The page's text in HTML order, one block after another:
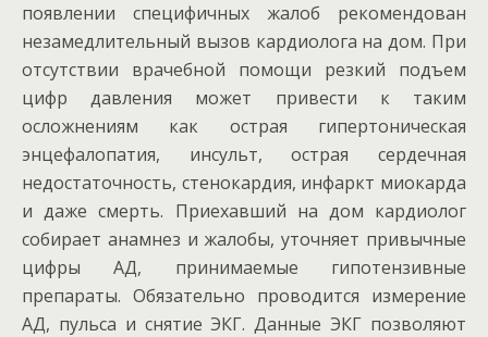
появлении специфичных жалоб рекомендован
незамедлительный вызов кардиолога на дом. При
отсутствии врачебной помощи резкий подъем
цифр давления может привести к таким
осложнениям как острая гипертоническая
энцефалопатия, инсульт, острая сердечная
недостаточность, стенокардия, инфаркт миокарда
и даже смерть. Приехавший на дом кардиолог
собирает анамнез и жалобы, уточняет привычные
цифры АД, принимаемые гипотензивные
препараты. Обязательно проводится измерение
АД, пульса и снятие ЭКГ. Данные ЭКГ позволяют